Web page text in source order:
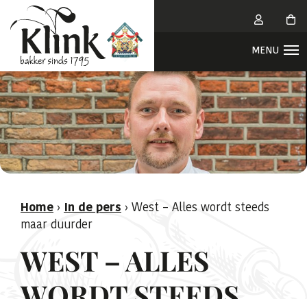
Home › In de pers › West – Alles wordt steeds
maar duurder
WEST – ALLES